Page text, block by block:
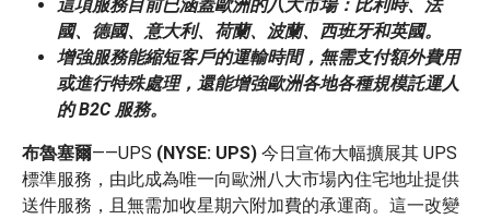
這項服務目前已涵蓋歐洲的八大市場：比利時、法
國、德國、意大利、荷蘭、波蘭、西班牙和英國。
增強服務能縮短客戶的運輸時間，無需支付額外費用
或進行特殊處理，還能增強歐洲各地各種規模託運人
的 B2C 服務。
布魯塞爾——UPS (NYSE: UPS) 今日宣佈大幅擴展其 UPS
標準服務，由此成為唯一向歐洲八大市場內住宅地址提供
送件服務，且無需加收星期六附加費的承運商。這一改變